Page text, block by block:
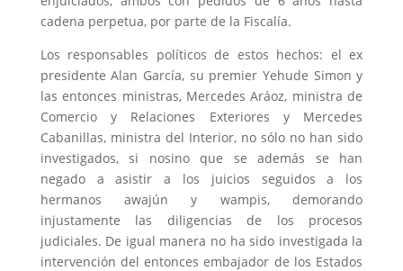
cadena perpetua, por parte de la Fiscalía.
Los responsables políticos de estos hechos: el ex
presidente Alan García, su premier Yehude Simon y
las entonces ministras, Mercedes Aráoz, ministra de
Comercio y Relaciones Exteriores y Mercedes
Cabanillas, ministra del Interior, no sólo no han sido
investigados, si nosino que se además se han
negado a asistir a los juicios seguidos a los
hermanos awajún y wampis, demorando
injustamente las diligencias de los procesos
judiciales. De igual manera no ha sido investigada la
intervención del entonces embajador de los Estados